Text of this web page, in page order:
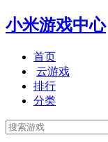
小米游戏中心
首页
云游戏
排行
分类